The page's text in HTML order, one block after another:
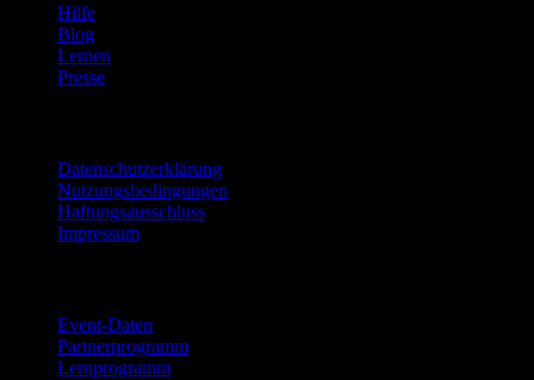
Hilfe
Blog
Lernen
Presse
Datenschutzerklärung
Nutzungsbedingungen
Haftungsausschluss
Impressum
Event-Daten
Partnerprogramm
Lernprogramm